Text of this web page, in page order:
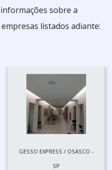
sobre a
listados adiante:
GESSO EXPRESS / OSASCO -
SP